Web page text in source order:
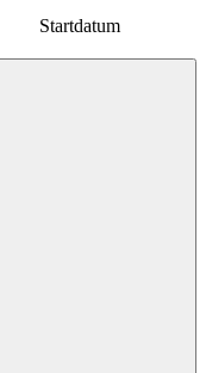
Startdatum